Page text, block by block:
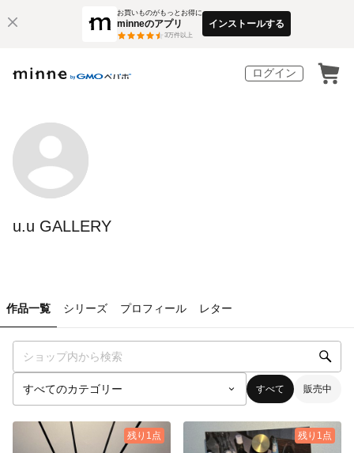
お買いものがもっとお得に
minneのアプリ
3万件以上
インストールする
ログイン
u.u GALLERY
作品一覧 シリーズ プロフィール レター
すべて 販売中
残り1点 残り1点